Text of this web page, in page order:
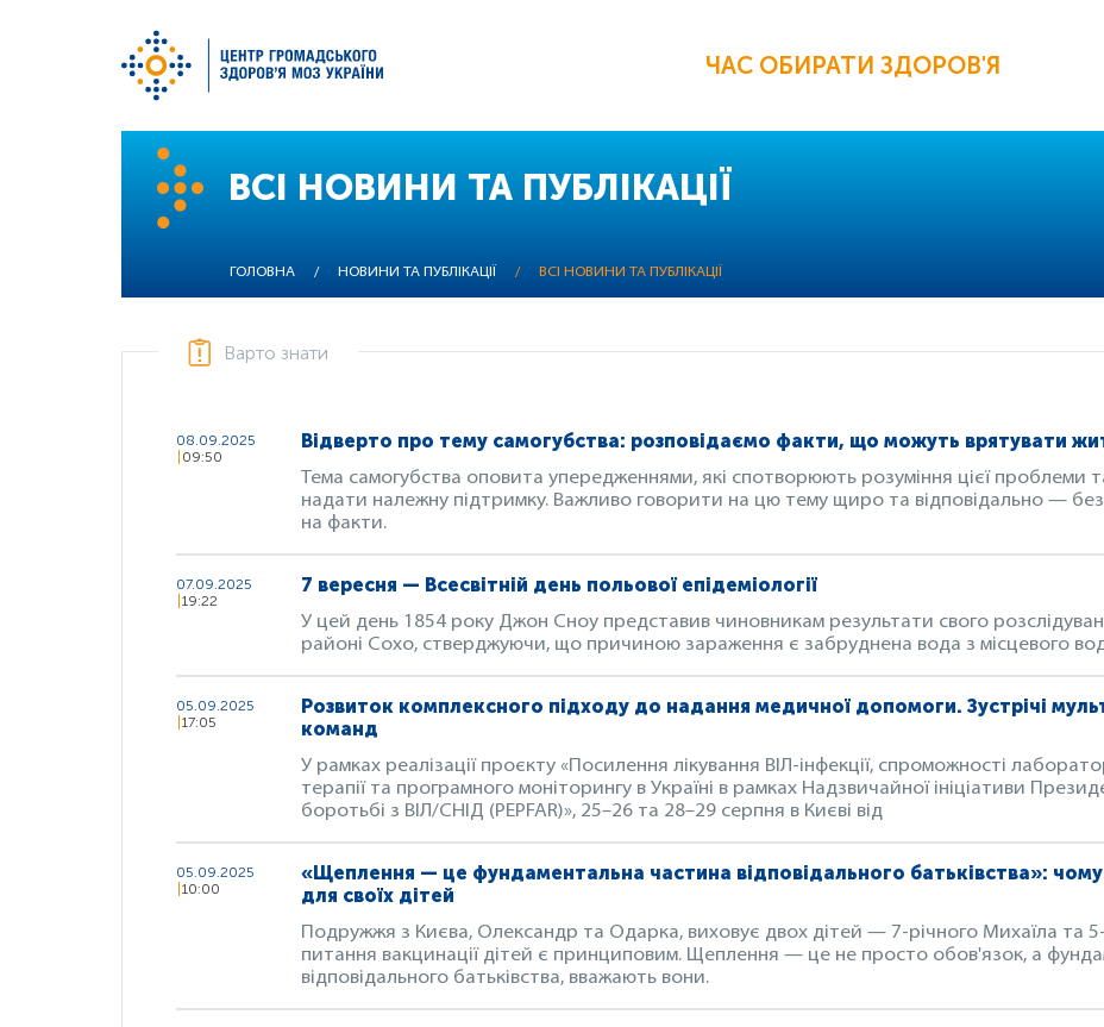
ЧАС ОБИРАТИ ЗДОРОВ'Я
ВСІ НОВИНИ ТА ПУБЛІКАЦІЇ
ГОЛОВНА / НОВИНИ ТА ПУБЛІКАЦІЇ / ВСІ НОВИНИ ТА ПУБЛІКАЦІЇ
Варто знати
08.09.2025
09:50
Відверто про тему самогубства: розповідаємо факти, що можуть врятувати
Тема самогубства оповита упередженнями, які спотворюють розуміння цієї
надати належну підтримку. Важливо говорити на цю тему щиро та відповідально —
на факти.
07.09.2025
19:22
7 вересня — Всесвітній день польової епідеміології
У цей день 1854 року Джон Сноу представив чиновникам результати свого
районі Сохо, стверджуючи, що причиною зараження є забруднена вода з місцевого
05.09.2025
17:05
Розвиток комплексного підходу до надання медичної допомоги. Зустрічі
команд
У рамках реалізації проєкту «Посилення лікування ВІЛ-інфекції, спроможності
терапії та програмного моніторингу в Україні в рамках Надзвичайної ініціативи
боротьбі з ВІЛ/СНІД (PEPFAR)», 25–26 та 28–29 серпня в Києві від
05.09.2025
10:00
«Щеплення — це фундаментальна частина відповідального батьківства»:
для своїх дітей
Подружжя з Києва, Олександр та Одарка, виховує двох дітей — 7-річного Михаїла та 5-
питання вакцинації дітей є принциповим. Щеплення — це не просто обов'язок, а
відповідального батьківства, вважають вони.